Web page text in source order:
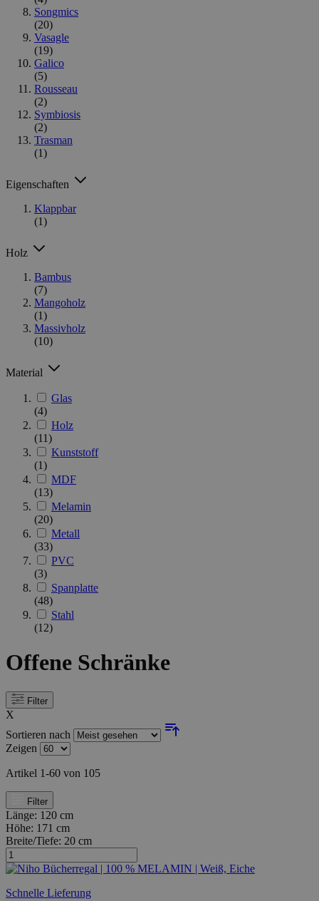
Songmics
(20)
Vasagle
(19)
Galico
(5)
Rousseau
(2)
Symbiosis
(2)
Trasman
(1)
Eigenschaften
Klappbar
(1)
Holz
Bambus
(7)
Mangoholz
(1)
Massivholz
(10)
Material
Glas
(4)
Holz
(11)
Kunststoff
(1)
MDF
(13)
Melamin
(20)
Metall
(33)
PVC
(3)
Spanplatte
(48)
Stahl
(12)
Offene Schränke
Filter
X
Sortieren nach
Zeigen
Artikel 1-60 von 105
Filter
Länge: 120 cm
Höhe: 171 cm
Breite/Tiefe: 20 cm
Schnelle Lieferung